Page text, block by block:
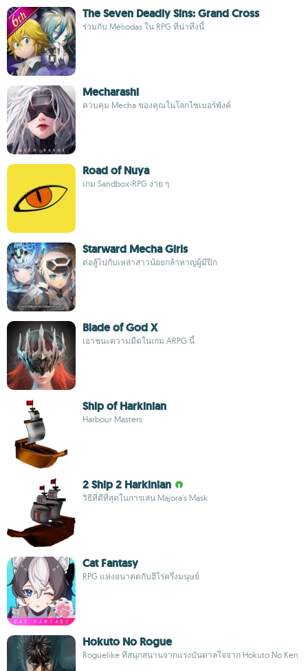
The Seven Deadly Sins: Grand Cross
ร่วมกับ Meliodas ใน RPG ที่น่าทึ่งนี้
Mecharashi
ควบคุม Mecha ของคุณในโลกไซเบอร์พังค์
Road of Nuya
เกม Sandbox-RPG ง่าย ๆ
Starward Mecha Girls
ต่อสู้ไปกับเหล่าสาวน้อยกล้าหาญผู้มีปีก
Blade of God X
เอาชนะความมืดในเกม ARPG นี้
Ship of Harkinian
Harbour Masters
2 Ship 2 Harkinian
วิธีที่ดีที่สุดในการเล่น Majora's Mask
Cat Fantasy
RPG แห่งอนาคตกับฮีโร่ครึ่งมนุษย์
Hokuto No Rogue
Roguelike ที่สนุกสนานจากแรงบันดาลใจจาก Hokuto No Ken